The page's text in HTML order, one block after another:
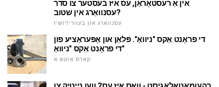
אין אַ רעסטאָראַן, עס איז בעסטער צו סדר
עסנוואַרג אין שטוב?
עסנוואַרג און בעוורידזשיז
די פראָנט אַקס "ניוואַ". פּלאַן און אָפּעראַציע פון
די פראָנט אַקס "ניוואַ"
קאַרס אַוטאָ א